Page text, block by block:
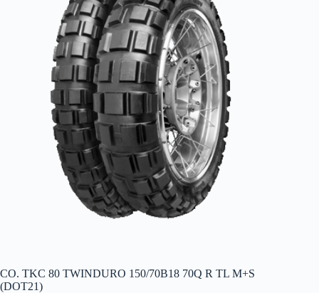
CO. TKC 80 TWINDURO 150/70B18 70Q R TL M+S
(DOT21)